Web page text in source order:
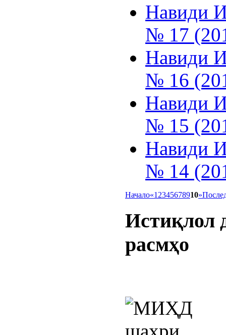
Навиди
№ 17
Навиди
№ 16
Навиди
№ 15
Навиди
№ 14
Начало«1 2345678910»
Истиқлол
расмҳо